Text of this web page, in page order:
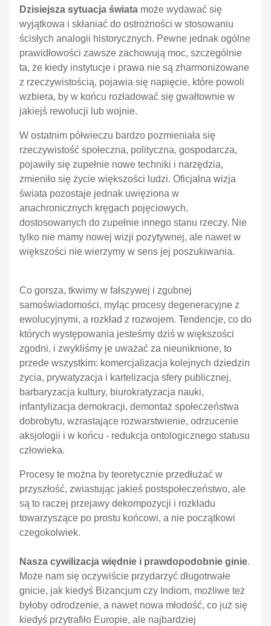
Dzisiejsza sytuacja świata może wydawać się
wyjątkowa i skłaniać do ostrożności w stosowaniu
ścisłych analogii historycznych. Pewne jednak ogólne
prawidłowości zawsze zachowują moc, szczególnie
ta, że kiedy instytucje i prawa nie są zharmonizowane
z rzeczywistością, pojawia się napięcie, które powoli
wzbiera, by w końcu rozładować się gwałtownie w
jakiejś rewolucji lub wojnie.
W ostatnim półwieczu bardzo pozmieniała się
rzeczywistość społeczna, polityczna, gospodarcza,
pojawiły się zupełnie nowe techniki i narzędzia,
zmieniło się życie większości ludzi. Oficjalna wizja
świata pozostaje jednak uwięziona w
anachronicznych kręgach pojęciowych,
dostosowanych do zupełnie innego stanu rzeczy. Nie
tylko nie mamy nowej wizji pozytywnej, ale nawet w
większości nie wierzymy w sens jej poszukiwania.
Co gorsza, tkwimy w fałszywej i zgubnej
samoświadomości, myląc procesy degeneracyjne z
ewolucyjnymi, a rozkład z rozwojem. Tendencje, co do
których występowania jesteśmy dziś w większości
zgodni, i zwykliśmy je uważać za nieuniknione, to
przede wszystkim: komercjalizacja kolejnych dziedzin
życia, prywatyzacja i kartelizacja sfery publicznej,
barbaryzacja kultury, biurokratyzacja nauki,
infantylizacja demokracji, demontaż społeczeństwa
dobrobytu, wzrastające rozwarstwienie, odrzucenie
aksjologii i w końcu - redukcja ontologicznego statusu
człowieka.
Procesy te można by teoretycznie przedłużać w
przyszłość, zwiastując jakieś postspołeczeństwo, ale
są to raczej przejawy dekompozycji i rozkładu
towarzyszące po prostu końcowi, a nie początkowi
czegokolwiek.
Nasza cywilizacja więdnie i prawdopodobnie ginie.
Może nam się oczywiście przydarzyć długotrwałe
gnicie, jak kiedyś Bizancjum czy Indiom, możliwe też
byłoby odrodzenie, a nawet nowa młodość, co już się
kiedyś przytrafiło Europie, ale najbardziej